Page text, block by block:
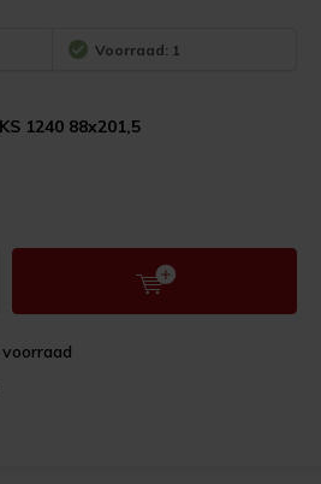
Voorraad: 1
1240 88x201,5